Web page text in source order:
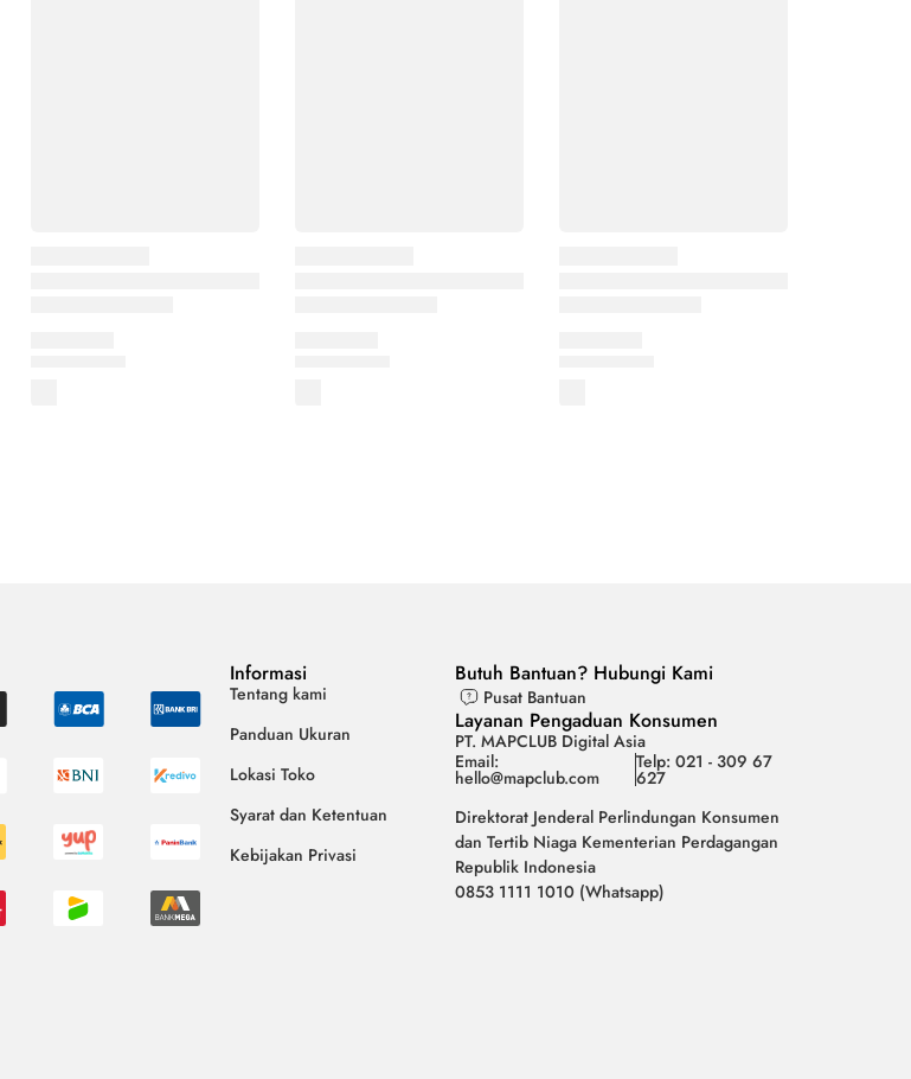
Informasi
Tentang kami
Panduan Ukuran
Lokasi Toko
Syarat dan Ketentuan
Kebijakan Privasi
Butuh Bantuan? Hubungi Kami
Pusat Bantuan
Layanan Pengaduan Konsumen
PT. MAPCLUB Digital Asia
Email:
hello@mapclub.com
Telp: 021 - 309 67
627
Direktorat Jenderal Perlindungan Konsumen
dan Tertib Niaga Kementerian Perdagangan
Republik Indonesia
0853 1111 1010 (Whatsapp)